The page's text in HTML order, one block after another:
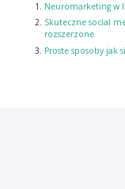
Neuromarketing w
Skuteczne social
rozszerzone
Proste sposoby jak